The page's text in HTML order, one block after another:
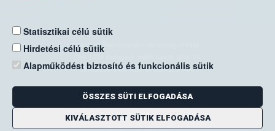
Statisztikai célú sütik
Hirdetési célú sütik
Alapműködést biztosító és funkcionális sütik
ÖSSZES SÜTI ELFOGADÁSA
KIVÁLASZTOTT SÜTIK ELFOGADÁSA
Nemzeti Élelmiszerlánc-biztonsági Hivatal
Levelezési cím: 1525 Budapest. Pf. 30.
E-mail:ugyfelszolgalat@nebih.gov.hu
Zöld szám: 06-80/263-244
Telefon: 06-1/ 336-9000